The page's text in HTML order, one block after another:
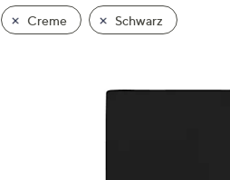
Creme Schwarz